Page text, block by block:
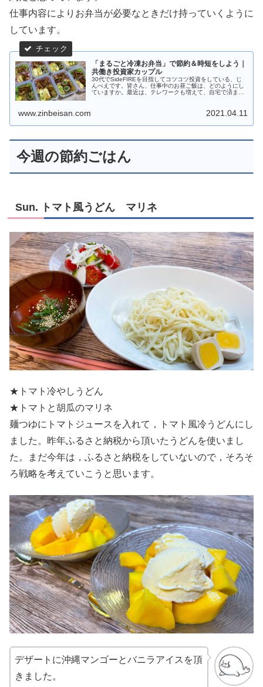
仕事内容によりお弁当が必要なときだけ持っていくように
しています。
「まるごと冷凍お弁当」で節約＆時短をしよう｜
共働き投資家カップル
30代でSideFIREを目指してコツコツ投資をしている、じ
んべえです。皆さん、仕事中のお昼ご飯は、どのようにし
ていますか。最近は、テレワークも増えて、自宅で済ませ
www.zinbeisan.com 2021.04.11
今週の節約ごはん
Sun. トマト風うどん マリネ
★トマト冷やしうどん
★トマトと胡瓜のマリネ
麺つゆにトマトジュースを入れて，トマト風冷うどんにし
ました。昨年ふるさと納税から頂いたうどんを使いまし
た。まだ今年は，ふるさと納税をしていないので，そろそ
ろ戦略を考えていこうと思います。
デザートに沖縄マンゴーとバニラアイスを頂
きました。